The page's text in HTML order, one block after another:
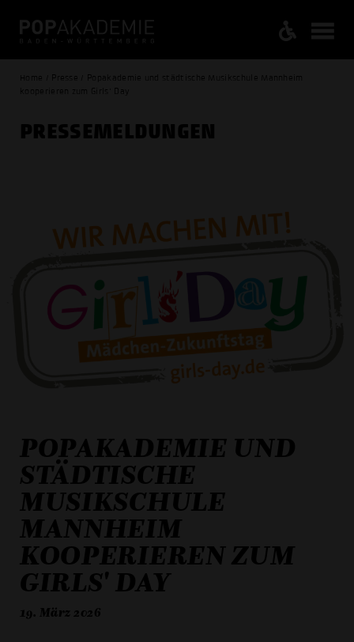
Home / Presse / Popakademie und städtische Musikschule Mannheim
kooperieren zum Girls' Day
PRESSE­MELDUNGEN
POPAKADEMIE UND
STÄDTISCHE
MUSIKSCHULE
MANNHEIM
KOOPERIEREN ZUM
GIRLS' DAY
19. März 2026